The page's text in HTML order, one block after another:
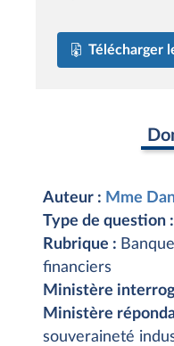
Télécharger
Auteur : Mme
Type de question :
Rubrique :
financiers
Ministère
Ministère
souveraineté